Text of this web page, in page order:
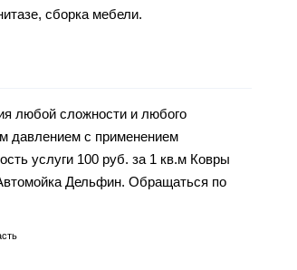
сборка мебели.
любой сложности и любого
давлением с применением
услуги 100 руб. за 1 кв.м Ковры
Дельфин. Обращаться по